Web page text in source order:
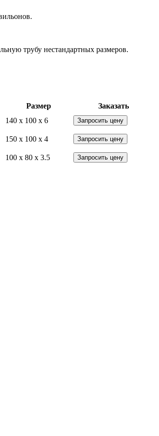
трубу нестандартных размеров.
Размер
Заказать
140 x 100 x 6 Запросить цену
150 x 100 x 4 Запросить цену
100 x 80 x 3.5 Запросить цену